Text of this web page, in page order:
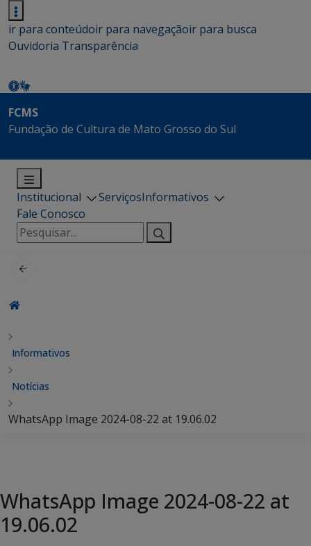
ir para conteúdoir para navegaçãoir para busca
Ouvidoria Transparência
FCMS
Fundação de Cultura de Mato Grosso do Sul
Institucional ServiçosInformativos
Fale Conosco
Pesquisar
por:
Informativos
Notícias
WhatsApp Image 2024-08-22 at 19.06.02
WhatsApp Image 2024-08-22 at
19.06.02